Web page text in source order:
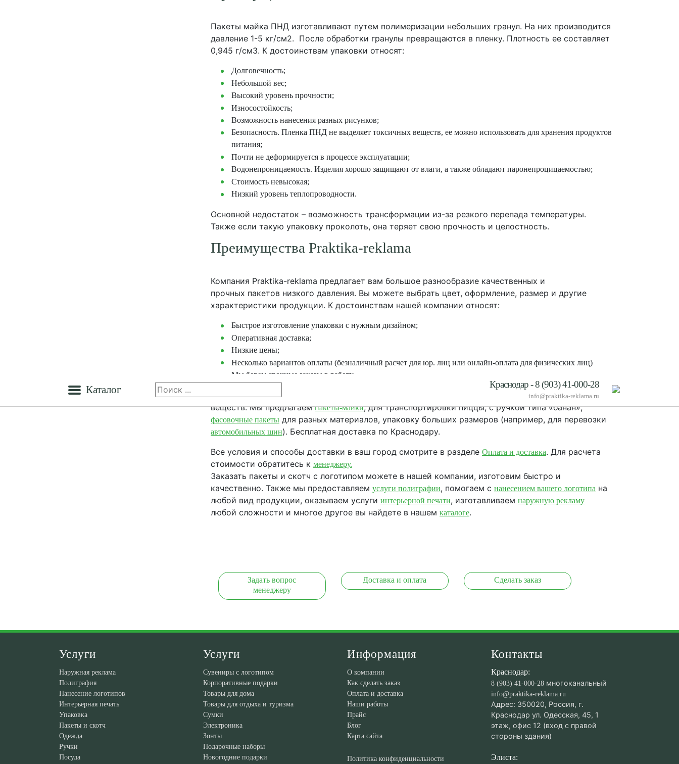
Каталог Краснодар - 8 (903) 41-000-28
info@praktika-reklama.ru
Пакеты майка ПНД изготавливают путем полимеризации небольших гранул. На них производится
давление 1-5 кг/см2. После обработки гранулы превращаются в пленку. Плотность ее составляет
0,945 г/см3. К достоинствам упаковки относят:
Долговечность;
Небольшой вес;
Высокий уровень прочности;
Износостойкость;
Возможность нанесения разных рисунков;
Безопасность. Пленка ПНД не выделяет токсичных веществ, ее можно использовать для хранения продуктов
питания;
Почти не деформируется в процессе эксплуатации;
Водонепроницаемость. Изделия хорошо защищают от влаги, а также обладают паронепроцицаемостью;
Стоимость невысокая;
Низкий уровень теплопроводности.
Основной недостаток – возможность трансформации из-за резкого перепада температуры.
Также если такую упаковку проколоть, она теряет свою прочность и целостность.
Преимущества Praktika-reklama
Компания Praktika-reklama предлагает вам большое разнообразие качественных и
прочных пакетов низкого давления. Вы можете выбрать цвет, оформление, размер и другие
характеристики продукции. К достоинствам нашей компании относят:
Быстрое изготовление упаковки с нужным дизайном;
Оперативная доставка;
Низкие цены;
Несколько вариантов оплаты (безналичный расчет для юр. лиц или онлайн-оплата для физических лиц)
Мы берем срочные заказы в работу.
Для изготовления товара мы применяем безопасные материалы, не выделяющие вредных
веществ. Мы предлагаемпакеты-майки, для транспортировки пиццы, с ручкой типа «банан»,
фасовочные пакеты для разных материалов, упаковку больших размеров (например, для перевозки
автомобильных шин). Бесплатная доставка по Краснодару.
Все условия и способы доставки в ваш город смотрите в разделе Оплата и доставка. Для расчета
стоимости обратитесь к менеджеру.
Заказать пакеты и скотч с логотипом можете в нашей компании, изготовим быстро и
качественно. Также мы предоставляем услуги полиграфии, помогаем с нанесением вашего логотипа на
любой вид продукции, оказываем услуги интерьерной печати, изготавливаем наружную рекламу
любой сложности и многое другое вы найдете в нашем каталоге.
Задать вопрос
менеджеру
Доставка и оплата Сделать заказ
Услуги
Наружная реклама
Полиграфия
Нанесение логотипов
Интерьерная печать
Упаковка
Пакеты и скотч
Одежда
Ручки
Посуда
Услуги
Сувениры с логотипом
Корпоративные подарки
Товары для дома
Товары для отдыха и туризма
Сумки
Электроника
Зонты
Подарочные наборы
Новогодние подарки
Информация
О компании
Как сделать заказ
Оплата и доставка
Наши работы
Прайс
Блог
Карта сайта
Политика конфиденциальности
Контакты
Краснодар:
8 (903) 41-000-28 многоканальный
info@praktika-reklama.ru
Адрес: 350020, Россия, г.
Краснодар ул. Одесская, 45, 1
этаж, офис 12 (вход с правой
стороны здания)
Элиста: